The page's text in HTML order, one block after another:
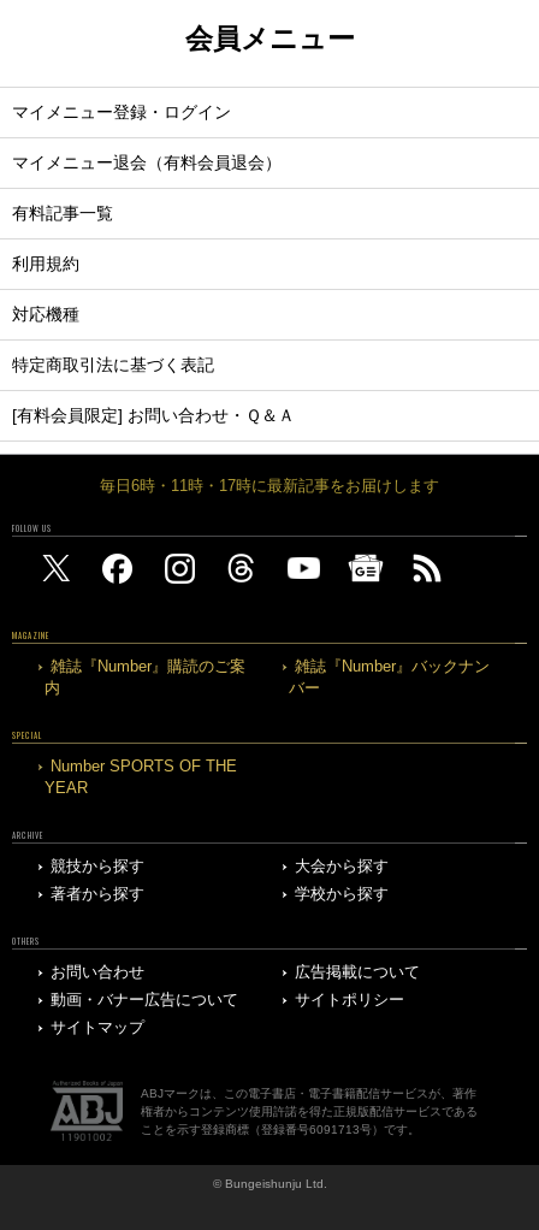
会員メニュー
マイメニュー登録・ログイン
マイメニュー退会（有料会員退会）
有料記事一覧
利用規約
対応機種
特定商取引法に基づく表記
[有料会員限定] お問い合わせ・Ｑ＆Ａ
毎日6時・11時・17時に最新記事をお届けします
FOLLOW US
MAGAZINE
雑誌『Number』購読のご案
内
雑誌『Number』バックナン
バー
SPECIAL
Number SPORTS OF THE
YEAR
ARCHIVE
競技から探す
大会から探す
著者から探す
学校から探す
OTHERS
お問い合わせ
広告掲載について
動画・バナー広告について
サイトポリシー
サイトマップ
ABJマークは、この電子書店・電子書籍配信サービスが、著作
権者からコンテンツ使用許諾を得た正規版配信サービスである
ことを示す登録商標（登録番号6091713号）です。
© Bungeishunju Ltd.